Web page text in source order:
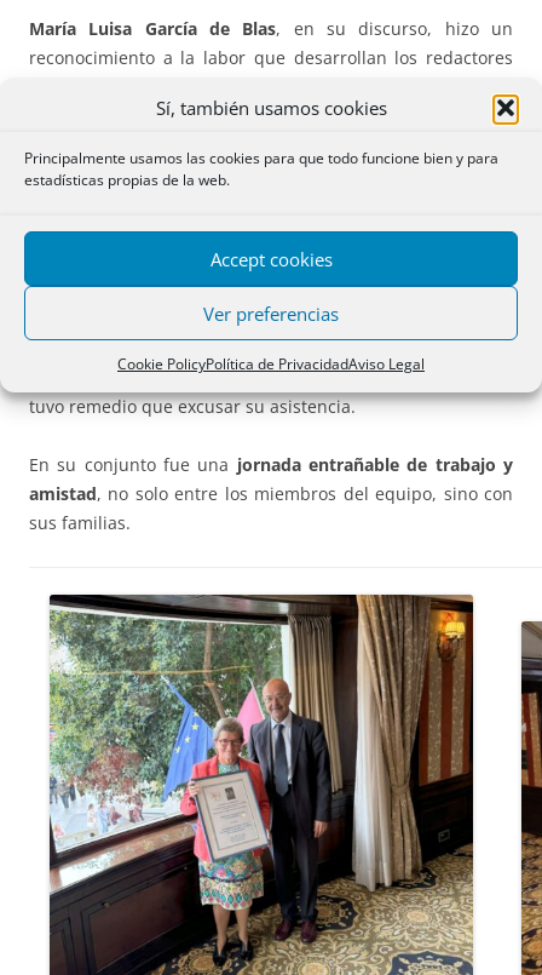
Sí, también usamos cookies
Principalmente usamos las cookies para que todo funcione bien y para
estadísticas propias de la web.
Accept cookies
Ver preferencias
Cookie PolicyPolítica de PrivacidadAviso Legal
María Luisa García de Blas, en su discurso, hizo un
reconocimiento a la labor que desarrollan los redactores
pasan los apuntes en la facultad. También hizo un ejercicio
obra nueva en relación al portal de Belén, lo que tuvo una
Estaba previsto que acudiera a los actos, la
general María Ester Pérez Jerez, pero el día anterior, a la
vuelta de Barcelona, donde estuvo visitando el decanato
ministro, tenía fiebre y un malestar general, por lo que no
tuvo remedio que excusar su asistencia.
En su conjunto fue una jornada entrañable de trabajo y
amistad, no solo entre los miembros del equipo, sino con
sus familias.